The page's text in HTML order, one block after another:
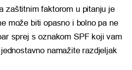
zaštitnim faktorom u pitanju je
može biti opasno i bolno pa ne
sprej s oznakom SPF koji vam
namažite razdjeljak